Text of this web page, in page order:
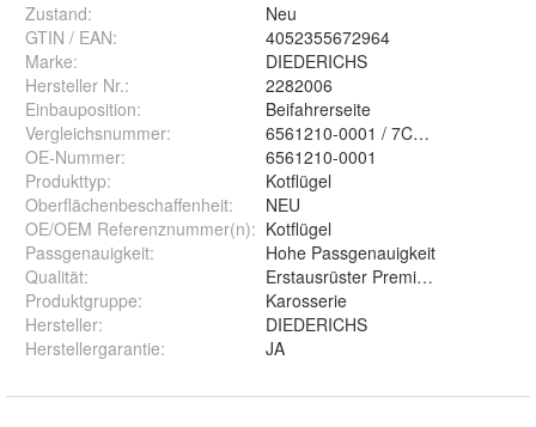
Zustand:
Neu
GTIN / EAN:
4052355672964
Marke:
DIEDERICHS
Hersteller Nr.:
2282006
Einbauposition:
Beifahrerseite
Vergleichsnummer:
6561210-0001 / 7C0821106B
OE-Nummer:
6561210-0001
Produkttyp:
Kotflügel
Oberflächenbeschaffenheit:
NEU
OE/OEM Referenznummer(n): Kotflügel
Passgenauigkeit:
Hohe Passgenauigkeit
Qualität:
Erstausrüster Premium Qualität
Produktgruppe:
Karosserie
Hersteller:
DIEDERICHS
Herstellergarantie: JA